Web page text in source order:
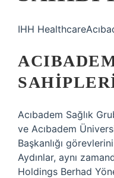
IHH
Acıbadem Sağlık
ve Acıbadem
Başkanlığı
Aydınlar, aynı
Holdings Berhad